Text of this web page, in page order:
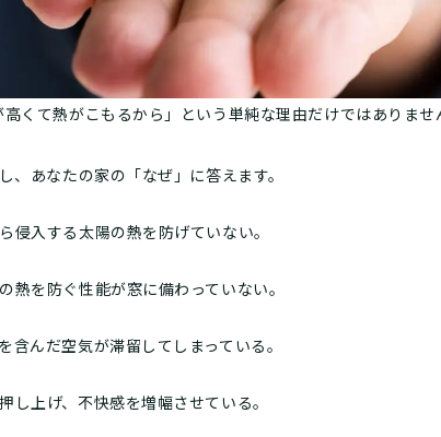
くて熱がこもるから」という単純な理由だけではありませ
あなたの家の「なぜ」に答えます。
入する太陽の熱を防げていない。
を防ぐ性能が窓に備わっていない。
んだ空気が滞留してしまっている。
上げ、不快感を増幅させている。